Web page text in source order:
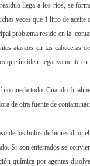
llega a los ríos, se
veces que 1 litro de
problema reside en la
atascos en las cabeceras
que inciden negativamente
no queda todo. Cuando
de otra fuente de
de los bolos de bioresiduo,
Si son enterrados se
química por agentes